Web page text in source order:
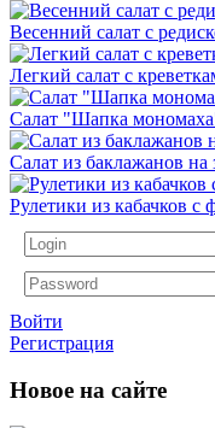
Весенний салат с
Легкий салат с
Салат "Шапка
Салат из баклажанов на
Рулетики из кабачков с
Войти
Регистрация
Новое на сайте